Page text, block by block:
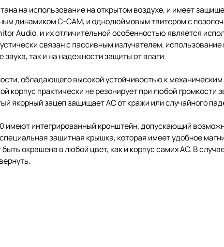
на использование на открытом воздухе, и имеет
динамиком C-CAM, и однодюймовым твитером с
Audio, и их отличительной особенностью является
связан с пассивным излучателем,
так и на надежности защиты от влаги.
обладающего высокой устойчивостью к
корпус практически не резонирует при любой громкости
якорный зацеп защищает АС от кражи или случайного
интегрированный кронштейн, допускающий
защитная крышка, которая имеет удобное
окрашена в любой цвет, как и корпус самих АС. В